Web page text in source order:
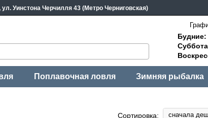
ул. Уинстона Черчилля 43 (Метро Черниговская)
Будние:
Поплавочная ловля Зимняя рыбалка
Сортировка: сначала